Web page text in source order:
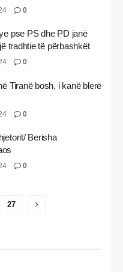
0
pse PS dhe PD janë
tradhtie të përbashkët
0
Tiranë bosh, i kanë blerë
0
Berisha
0
27